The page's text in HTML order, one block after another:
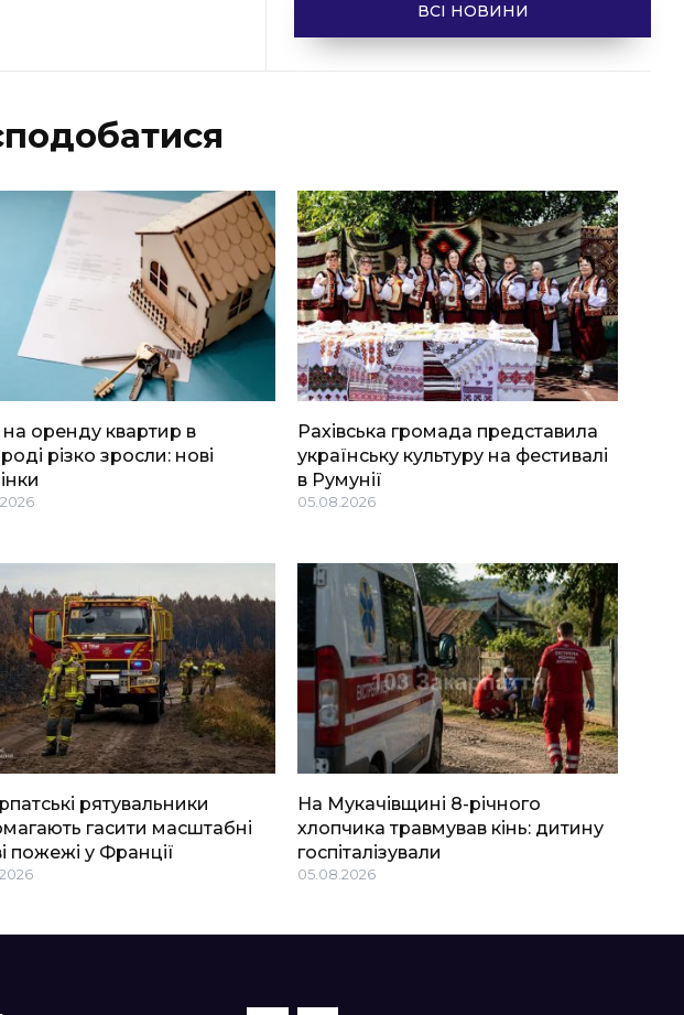
ВСІ НОВИНИ
на оренду квартир в
різко зросли: нові
Рахівська громада представила
українську культуру на фестивалі
в Румунії
05.08.2026
рятувальники
гасити масштабні
пожежі у Франції
На Мукачівщині 8-річного
хлопчика травмував кінь: дитину
госпіталізували
05.08.2026